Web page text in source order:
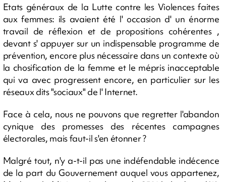
Etats généraux de la Lutte contre les Violences faites
aux femmes: ils avaient été l' occasion d' un énorme
travail de réflexion et de propositions cohérentes ,
devant s' appuyer sur un indispensable programme de
prévention, encore plus nécessaire dans un contexte où
la chosification de la femme et le mépris inacceptable
qui va avec progressent encore, en particulier sur les
réseaux dits "sociaux" de l' Internet.
Face à cela, nous ne pouvons que regretter l'abandon
cynique des promesses des récentes campagnes
électorales, mais faut-il s'en étonner ?
Malgré tout, n'y a-t-il pas une indéfendable indécence
de la part du Gouvernement auquel vous appartenez,